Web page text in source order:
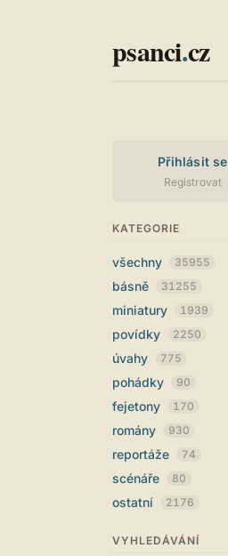
psanci.cz
Přihlásit se
Registrovat
KATEGORIE
všechny 35955
básně 31255
miniatury 1939
povídky 2250
úvahy 775
pohádky 90
fejetony 170
romány 930
reportáže 74
scénáře 80
ostatní 2176
VYHLEDÁVÁNÍ